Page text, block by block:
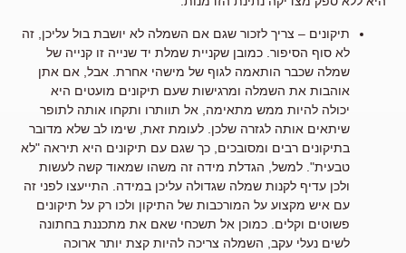
תיקונים – צריך לזכור שגם אם השמלה לא יושבת בול עליכן, זה
לא סוף הסיפור. כמובן שקניית שמלת יד שנייה זו קנייה של
שמלה שכבר הותאמה לגוף של מישהי אחרת. אבל, אם אתן
אוהבות את השמלה ומרגישות שעם תיקונים מועטים היא
יכולה להיות ממש מתאימה, אל תוותרו ותקחו אותה לתופר
שיתאים אותה לגזרה שלכן. לעומת זאת, שימו לב שלא מדובר
בתיקונים רבים ומסובכים, כך שגם עם תיקונים היא תיראה "לא
טבעית". למשל, הגדלת מידה זה משהו שמאוד קשה לעשות
ולכן עדיף לקנות שמלה שגדולה עליכן במידה. התייעצו לפני זה
עם איש מקצוע על המורכבות של התיקון ולכו רק על תיקונים
פשוטים וקלים. כמוכן אל תשכחי שאם את מתכננת בחתונה
לשים נעלי עקב, השמלה צריכה להיות קצת יותר ארוכה